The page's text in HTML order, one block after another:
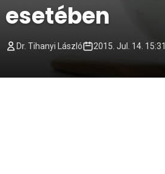
esetében
Dr. Tihanyi László 2015. Jul. 14. 15:31